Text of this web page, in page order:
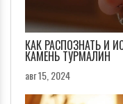
КАК РАСПОЗНАТЬ И
КАМЕНЬ ТУРМАЛИН
авг 15, 2024